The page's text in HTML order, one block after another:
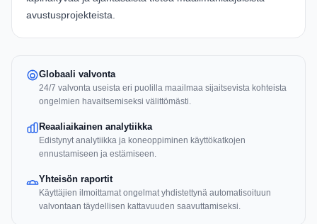
avustusprojekteista.
Globaali valvonta
24/7 valvonta useista eri puolilla maailmaa sijaitsevista kohteista
ongelmien havaitsemiseksi välittömästi.
Reaaliaikainen analytiikka
Edistynyt analytiikka ja koneoppiminen käyttökatkojen
ennustamiseen ja estämiseen.
Yhteisön raportit
Käyttäjien ilmoittamat ongelmat yhdistettynä automatisoituun
valvontaan täydellisen kattavuuden saavuttamiseksi.